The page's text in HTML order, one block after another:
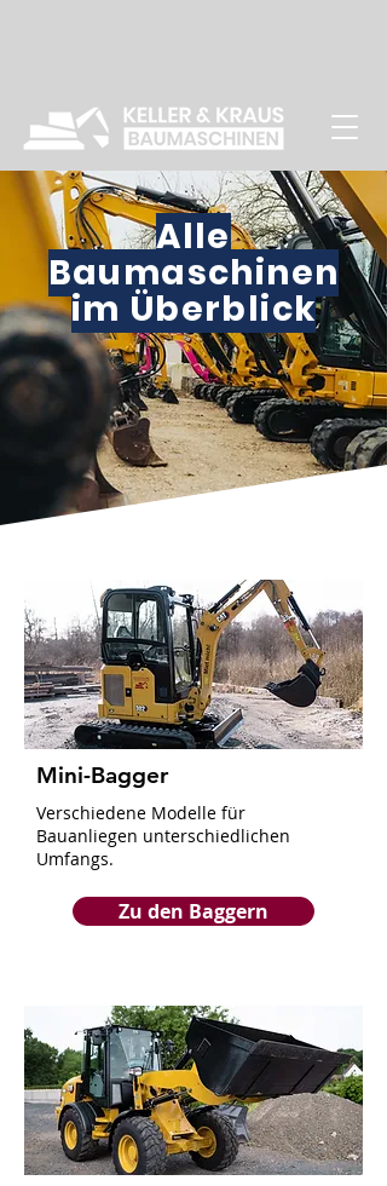
Alle
Baumaschinen
im Überblick
Mini-Bagger
Verschiedene Modelle für
Bauanliegen unterschiedlichen
Umfangs.
Zu den Baggern